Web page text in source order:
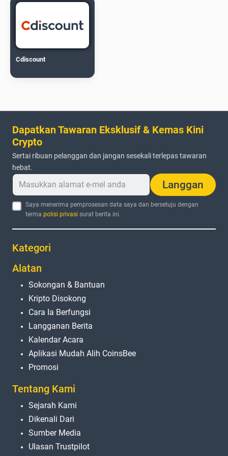
Cdiscount
Dapatkan Tawaran Eksklusif & Kemas Kini
Crypto
Sertai ribuan pelanggan dan jangan sesekali terlepas tawaran
hebat.
Langgan
Saya menerima pemprosesan data saya dan bersetuju dengan
termapolisi privasi surat berita ini.
Kategori
Alatan
Sokongan & Bantuan
Kripto Disokong
Cara Ia Berfungsi
Langganan Berita
Kalendar Acara
Aplikasi Mudah Alih CoinsBee
Promosi
Tentang Kami
Sejarah Kami
Dikenali Dari
Sumber Media
Ulasan Trustpilot